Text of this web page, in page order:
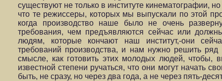
существуют не только в институте кинематографии,
что те режиссеры, которых мы выпускали по этой
когда производство наше было не очень
требования, чем предъявляются сейчас или
людям, которые кончают наш институт,-они
требований производства, и нам нужно решить
смысле, как готовить этих молодых людей, чтобы,
известной степени ручаться, что они могут начать
быть, не сразу, но через два года, а не через пять-